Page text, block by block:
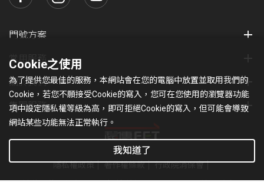
門號方案
常用服務
關於我們
集團服務
隱私權政策 著作權條款
行政院消保會
Cookie之使用
為了提供您最佳的服務，本網站會在您的電腦中放置並取用我們的
Cookie，若您不願接受Cookie的寫入，您可在您使用的瀏覽器功能
項中設定隱私權等級為高，即可拒絕Cookie的寫入，但可能會導致
網站某些功能無法正常執行。
我知道了